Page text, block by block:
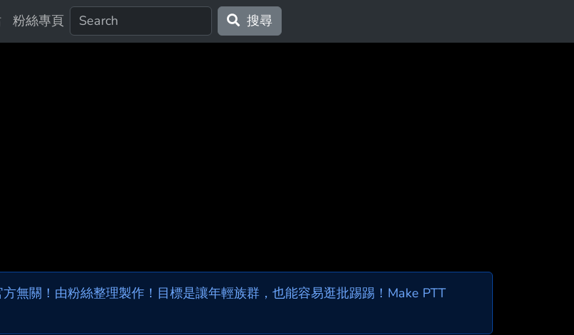
粉絲專頁 搜尋
無關！由粉絲整理製作！目標是讓年輕族群，也能容易逛批踢踢！Make PTT